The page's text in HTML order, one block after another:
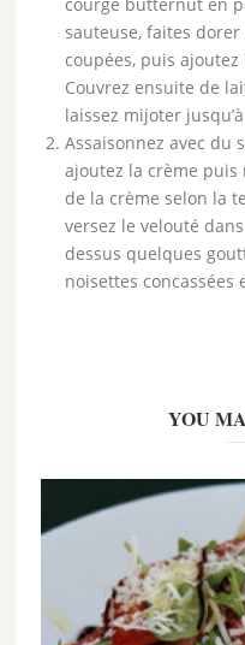
sauteuse, faites
coupées, puis
Couvrez ensuite de
laissez mijoter
Assaisonnez avec du
ajoutez la crème
de la crème selon la
versez le velouté
dessus quelques
noisettes concassées
YOU